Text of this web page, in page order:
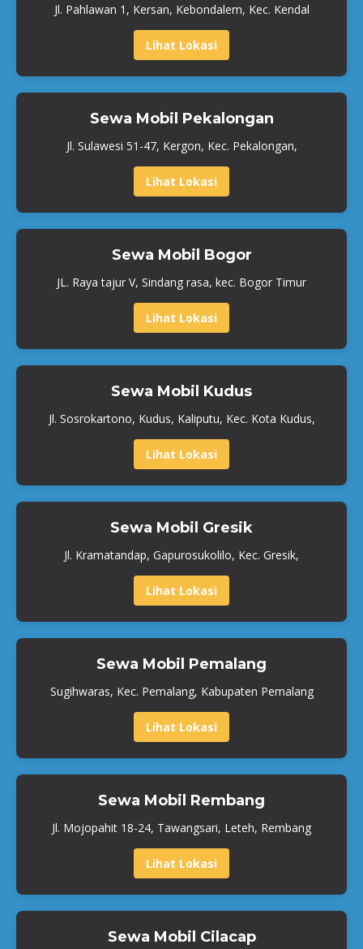
Jl. Pahlawan 1, Kersan, Kebondalem, Kec. Kendal
Lihat Lokasi
Sewa Mobil Pekalongan
Jl. Sulawesi 51-47, Kergon, Kec. Pekalongan,
Lihat Lokasi
Sewa Mobil Bogor
JL. Raya tajur V, Sindang rasa, kec. Bogor Timur
Lihat Lokasi
Sewa Mobil Kudus
Jl. Sosrokartono, Kudus, Kaliputu, Kec. Kota Kudus,
Lihat Lokasi
Sewa Mobil Gresik
Jl. Kramatandap, Gapurosukolilo, Kec. Gresik,
Lihat Lokasi
Sewa Mobil Pemalang
Sugihwaras, Kec. Pemalang, Kabupaten Pemalang
Lihat Lokasi
Sewa Mobil Rembang
Jl. Mojopahit 18-24, Tawangsari, Leteh, Rembang
Lihat Lokasi
Sewa Mobil Cilacap